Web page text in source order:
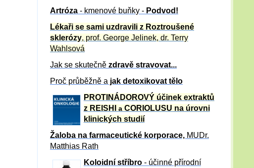
Artróza - kmenové buňky - Podvod!
Lékaři se sami uzdravili z Roztroušené
sklerózy, prof. George Jelinek, dr. Terry
Wahlsová
Jak se skutečně zdravě stravovat...
Proč průběžně a jak detoxikovat tělo
PROTINÁDOROVÝ účinek extraktů
z REISHI a CORIOLUSU na úrovni
klinických studií
Žaloba na farmaceutické korporace, MUDr.
Matthias Rath
Koloidní stříbro- účinné přírodní